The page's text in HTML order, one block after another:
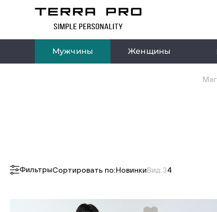
Мужчины Женщины
ФильтрыСортировать по:НовинкиВид:34